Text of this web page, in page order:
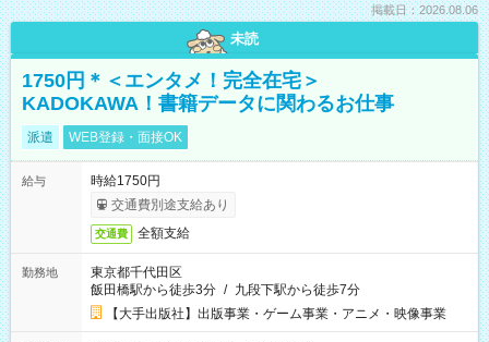
掲載日：2026.08.06
未読
1750円＊＜エンタメ！完全在宅＞
KADOKAWA！書籍データに関わるお仕事
派遣 WEB登録・面接OK
給与
時給1750円
交通費別途支給あり
交通費 全額支給
勤務地
東京都千代田区
飯田橋駅から徒歩3分 / 九段下駅から徒歩7分
【大手出版社】出版事業・ゲーム事業・アニメ・映像事業